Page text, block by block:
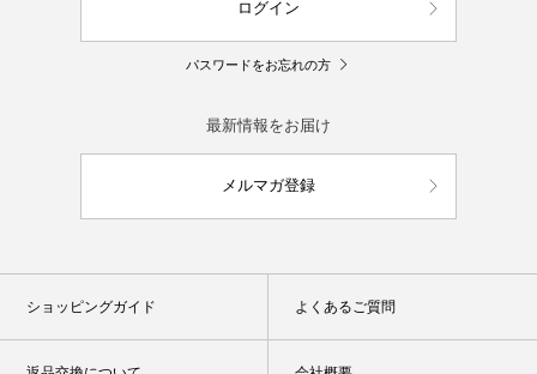
ログイン
パスワードをお忘れの方
最新情報をお届け
メルマガ登録
ショッピングガイド よくあるご質問